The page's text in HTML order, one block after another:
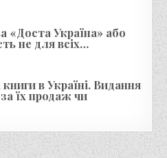
«Доста Україна» або
не для всіх…
в Україні. Видання
їх продаж чи